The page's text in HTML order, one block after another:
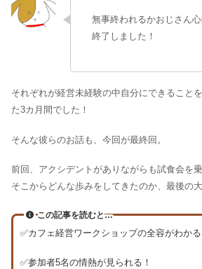
無事終われるかおじさん
終了しました！
それぞれが経営未経験の中自分にできること
た3カ月間でした！
そんな彼らのお話も、今回が最終回。
前回、アクシデントがありながらも試食会を
そこからどんな歩みをしてきたのか、最後の大
この記事を読むと…
✅カフェ経営ワークショップの全容がわかる
✅参加者5名の情熱が見られる！